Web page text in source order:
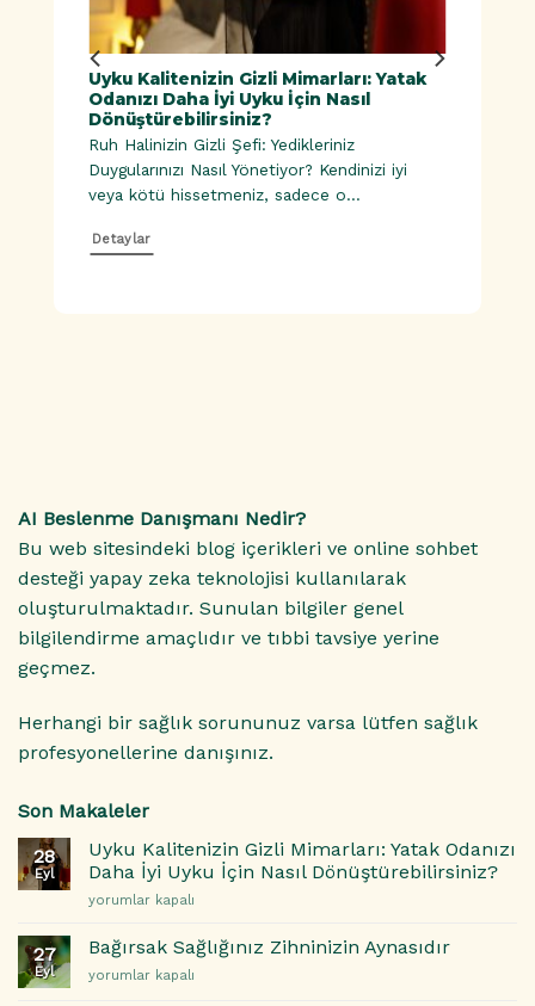
Uyku Kalitenizin Gizli Mimarları: Yatak
Odanızı Daha İyi Uyku İçin Nasıl
Dönüştürebilirsiniz?
Ruh Halinizin Gizli Şefi: Yedikleriniz
Duygularınızı Nasıl Yönetiyor? Kendinizi iyi
veya kötü hissetmeniz, sadece o...
Detaylar
AI Beslenme Danışmanı Nedir?
Bu web sitesindeki blog içerikleri ve online sohbet
desteği yapay zeka teknolojisi kullanılarak
oluşturulmaktadır. Sunulan bilgiler genel
bilgilendirme amaçlıdır ve tıbbi tavsiye yerine
geçmez.
Herhangi bir sağlık sorununuz varsa lütfen sağlık
profesyonellerine danışınız.
Son Makaleler
28
Eyl
Uyku Kalitenizin Gizli Mimarları: Yatak Odanızı
Daha İyi Uyku İçin Nasıl Dönüştürebilirsiniz?
Uyku
Gizli
Mimarları:
Yatak
yorumlar kapalı
27
Eyl
Bağırsak Sağlığınız Zihninizin Aynasıdır
Bağırsak
yorumlar kapalı